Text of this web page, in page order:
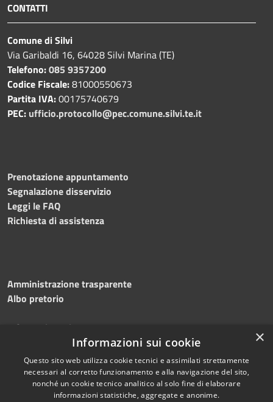
CONTATTI
Comune di Silvi
Via Garibaldi 16, 64028 Silvi Marina (TE)
Telefono:085 9357200
Codice Fiscale:81000550673
Partita IVA:00175740679
PEC: ufficio.protocollo@pec.comune.silvi.te.it
Prenotazione appuntamento
Segnalazione disservizio
Leggi le FAQ
Richiesta di assistenza
Amministrazione trasparente
Albo pretorio
Informativa privacy
Dichiarazione di accessibilità
×
Informazioni sui cookie
Questo sito web utilizza cookie tecnici e assimilati strettamente
necessari al corretto funzionamento e alla navigazione del sito,
nonché un cookie tecnico analitico al solo fine di elaborare
informazioni statistiche, aggregate e anonime.